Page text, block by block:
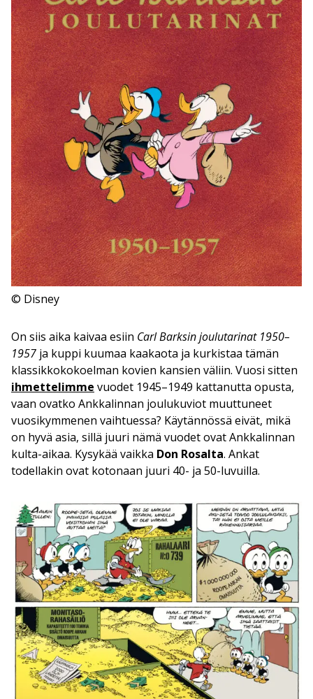
© Disney
On siis aika kaivaa esiin Carl Barksin joulutarinat 1950–
1957 ja kuppi kuumaa kaakaota ja kurkistaa tämän
klassikkokokoelman kovien kansien väliin. Vuosi sitten
ihmettelimme vuodet 1945–1949 kattanutta opusta,
vaan ovatko Ankkalinnan joulukuviot muuttuneet
vuosikymmenen vaihtuessa? Käytännössä eivät, mikä
on hyvä asia, sillä juuri nämä vuodet ovat Ankkalinnan
kulta-aikaa. Kysykää vaikka Don Rosalta. Ankat
todellakin ovat kotonaan juuri 40- ja 50-luvuilla.